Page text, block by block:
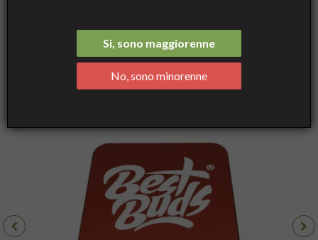
Si, sono maggiorenne
No, sono minorenne